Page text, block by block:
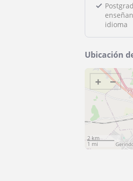
idioma
Ubicación
+ −
2 km
1 mi